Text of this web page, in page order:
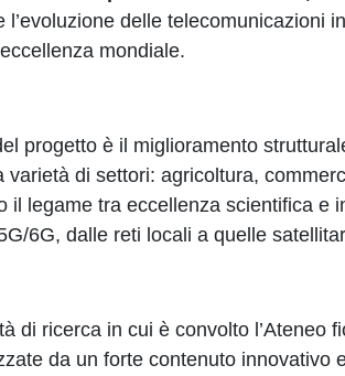
l’evoluzione delle telecomunicazioni
mondiale.
progetto è il miglioramento
varietà di settori: agricoltura,
il legame tra eccellenza scientifica
6G, dalle reti locali a quelle
di ricerca in cui è convolto l’Ateneo
da un forte contenuto innovativo